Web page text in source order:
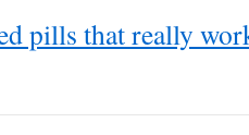
pills that really